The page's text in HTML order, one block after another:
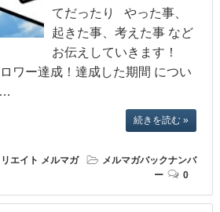
てだったり やった事、
起きた事、考えた事 など
お伝えしていきます！
ワー達成！達成した期間 につい
続きを読む »
エイト メルマガ
メルマガバックナンバ
ー
0